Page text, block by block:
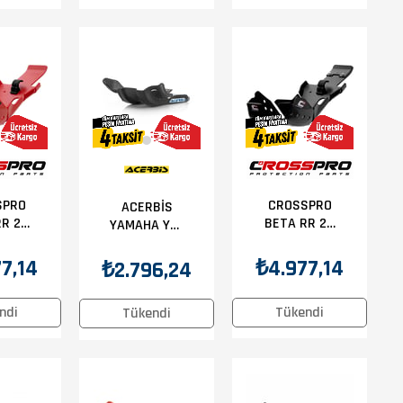
20
Tükendi
ACERBİS
YAMAHA YZF
KARTER
KORUMA
SİYAH
₺2.796,24
Tükendi
CROSSPRO
BETA RR 20
KORUMA
SİYAH
₺4.977,14